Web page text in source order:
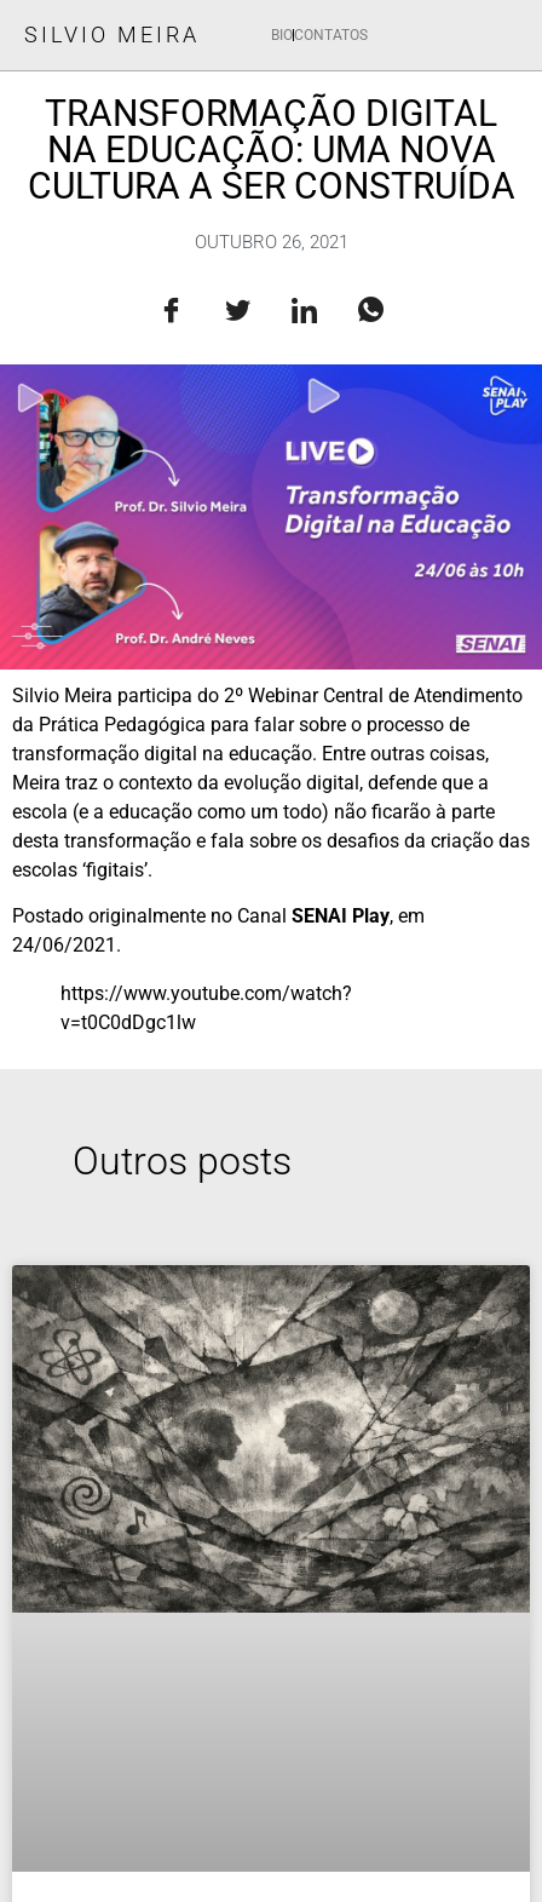
SILVIO MEIRA BIOCONTATOS
TRANSFORMAÇÃO DIGITAL
NA EDUCAÇÃO: UMA NOVA
CULTURA A SER CONSTRUÍDA
OUTUBRO 26, 2021
Silvio Meira participa do 2º Webinar Central de Atendimento
da Prática Pedagógica para falar sobre o processo de
transformação digital na educação. Entre outras coisas,
Meira traz o contexto da evolução digital, defende que a
escola (e a educação como um todo) não ficarão à parte
desta transformação e fala sobre os desafios da criação das
escolas ‘figitais’.
Postado originalmente no Canal SENAI Play, em
24/06/2021.
https://www.youtube.com/watch?
v=t0C0dDgc1lw
Outros posts